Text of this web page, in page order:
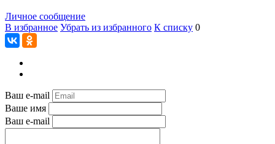
Личное сообщение
В избранное Убрать из избранного К списку 0
Ваш e-mail
Ваше имя
Ваш e-mail